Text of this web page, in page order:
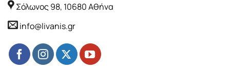
Σόλωνος 98, 10680 Αθήνα
info@livanis.gr